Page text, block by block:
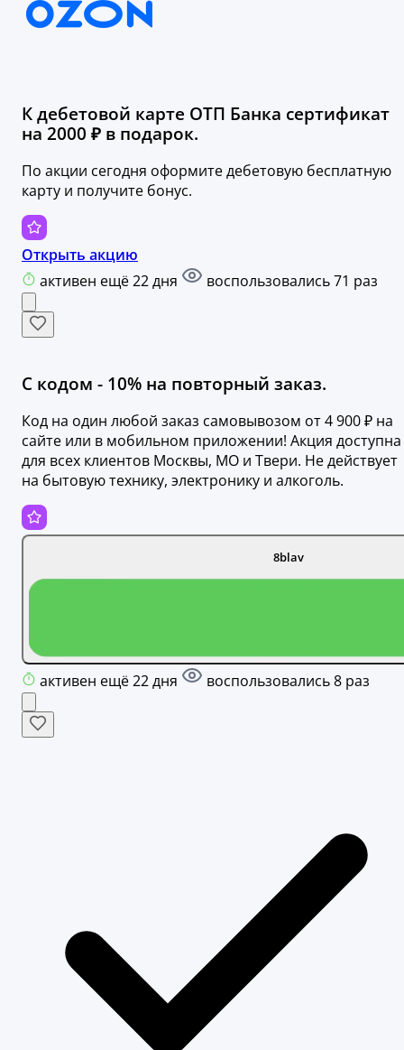
К дебетовой карте ОТП Банка сертификат
на 2000 ₽ в подарок.
По акции сегодня оформите дебетовую бесплатную
карту и получите бонус.
Открыть акцию
активен ещё 22 дня
воспользовались 71 раз
С кодом - 10% на повторный заказ.
Код на один любой заказ самовывозом от 4 900 ₽ на
сайте или в мобильном приложении! Акция доступна
для всех клиентов Москвы, МО и Твери. Не действует
на бытовую технику, электронику и алкоголь.
8blav
активен ещё 22 дня воспользовались 8 раз